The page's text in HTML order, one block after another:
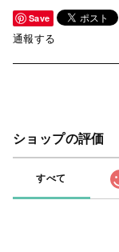
Save
通報する
ショップの評価
すべて